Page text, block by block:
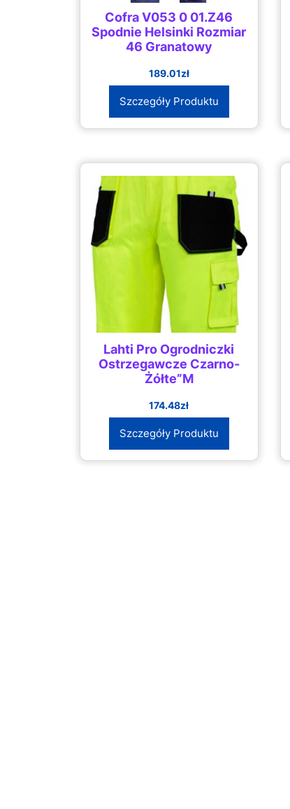
Cofra V053 0 01.Z46
Spodnie Helsinki Rozmiar
46 Granatowy
189.01zł
Szczegóły Produktu
Lahti Pro Ogrodniczki
Ostrzegawcze Czarno-
Żółte”M
174.48zł
Szczegóły Produktu